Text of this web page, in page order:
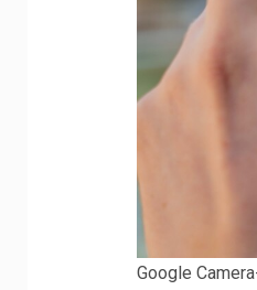
Google